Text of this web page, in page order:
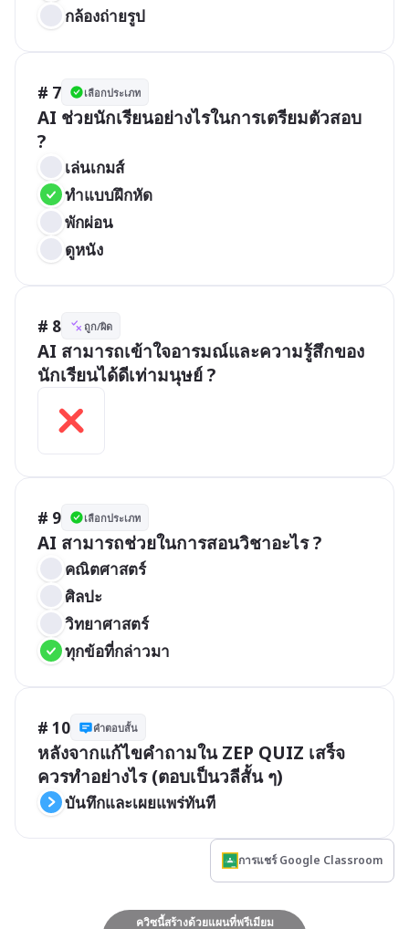
กล้องถ่ายรูป
# 7 เลือกประเภท
AI ช่วยนักเรียนอย่างไรในการเตรียมตัวสอบ
?
เล่นเกมส์
ทำแบบฝึกหัด
พักผ่อน
ดูหนัง
# 8 ถูก/ผิด
AI สามารถเข้าใจอารมณ์และความรู้สึกของ
นักเรียนได้ดีเท่ามนุษย์ ?
# 9 เลือกประเภท
AI สามารถช่วยในการสอนวิชาอะไร ?
คณิตศาสตร์
ศิลปะ
วิทยาศาสตร์
ทุกข้อที่กล่าวมา
# 10 คำตอบสั้น
หลังจากแก้ไขคำถามใน ZEP QUIZ เสร็จ
ควรทำอย่างไร (ตอบเป็นวลีสั้น ๆ)
บันทึกและเผยแพร่ทันที
การแชร์ Google Classroom
ควิซนี้สร้างด้วยแผนที่พรีเมียม